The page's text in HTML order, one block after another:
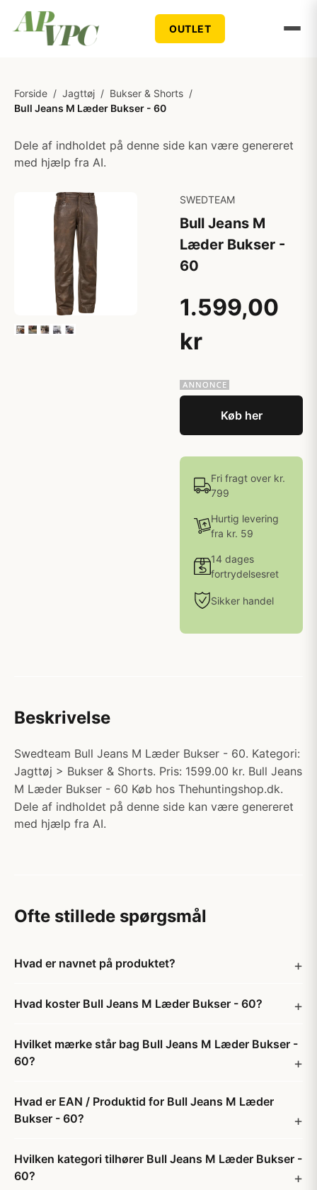
OUTLET
Forside / Jagttøj / Bukser & Shorts /
Bull Jeans M Læder Bukser - 60
Dele af indholdet på denne side kan være genereret
med hjælp fra AI.
SWEDTEAM
Bull Jeans M
Læder Bukser -
60
1.599,00
kr
Køb her
Fri fragt over kr.
799
Hurtig levering
fra kr. 59
14 dages
fortrydelsesret
Sikker handel
Beskrivelse
Swedteam Bull Jeans M Læder Bukser - 60. Kategori:
Jagttøj > Bukser & Shorts. Pris: 1599.00 kr. Bull Jeans
M Læder Bukser - 60 Køb hos Thehuntingshop.dk.
Dele af indholdet på denne side kan være genereret
med hjælp fra AI.
Ofte stillede spørgsmål
Hvad er navnet på produktet?
Hvad koster Bull Jeans M Læder Bukser - 60?
Hvilket mærke står bag Bull Jeans M Læder Bukser -
60?
Hvad er EAN / Produktid for Bull Jeans M Læder
Bukser - 60?
Hvilken kategori tilhører Bull Jeans M Læder Bukser -
60?